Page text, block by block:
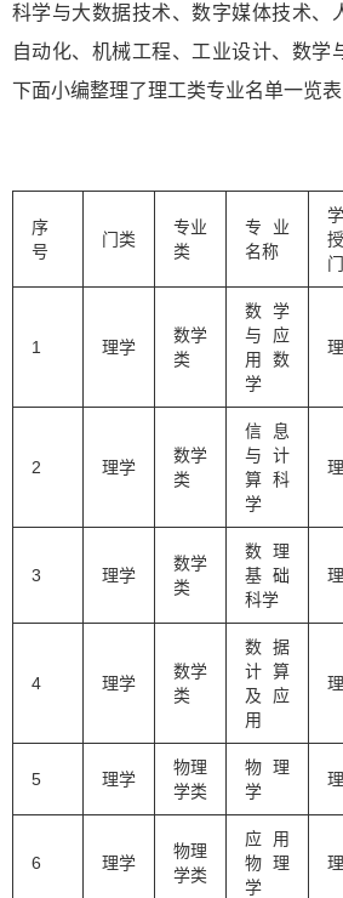
科学与大数据技术、数字媒体技术、
自动化、机械工程、工业设计、数学
下面小编整理了理工类专业名单一览表
序
号
门类
专业
类
专业
名称
1 理学
数学
类
数学
与应
用数
学
2 理学
数学
类
信息
与计
算科
学
3 理学
数学
类
数理
基础
科学
4 理学
数学
类
数据
计算
及应
用
5 理学
物理
学类
物理
学
6 理学
物理
学类
应用
物理
学